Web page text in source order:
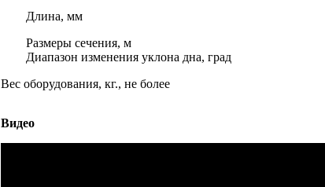
Длина, мм
Размеры сечения, м
Диапазон изменения уклона дна, град
Вес оборудования, кг., не более
Видео